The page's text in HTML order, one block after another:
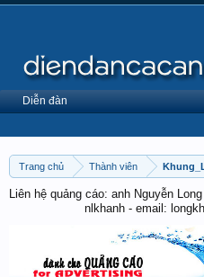
Trang chủ Thành viên
Liên hệ quảng cáo: anh Nguyễn
nlkhanh - email:
Diễn đàn